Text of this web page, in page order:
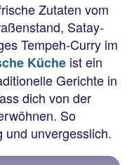
Zutaten vom
Satay-
Tempeh-Curry im
Küche ist ein
Gerichte in
dich von der
So
und unvergesslich.